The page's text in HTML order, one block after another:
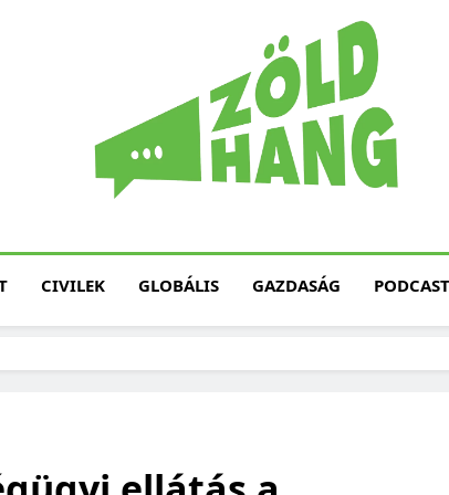
CIVILEK GLOBÁLIS GAZDASÁG PODCAST